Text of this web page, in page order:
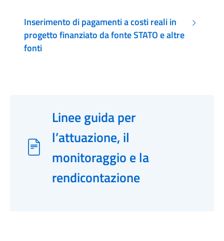
Inserimento di pagamenti a costi reali in
progetto finanziato da fonte STATO e altre
fonti
Linee guida per
l’attuazione, il
monitoraggio e la
rendicontazione